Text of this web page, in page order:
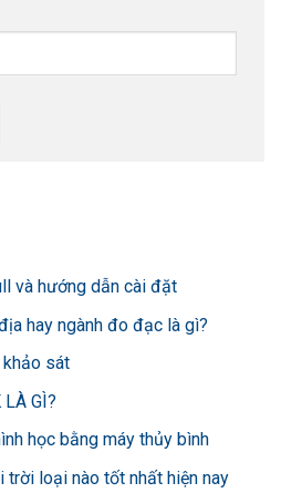
và hướng dẫn cài đặt
hay ngành đo đạc là gì?
sát
LÀ GÌ?
học bằng máy thủy bình
trời loại nào tốt nhất hiện nay